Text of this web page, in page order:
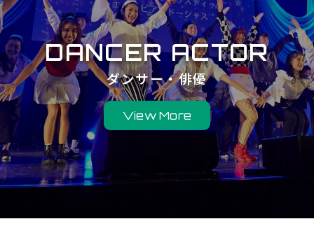
DANCER ACTOR
ダンサー・俳優
View More